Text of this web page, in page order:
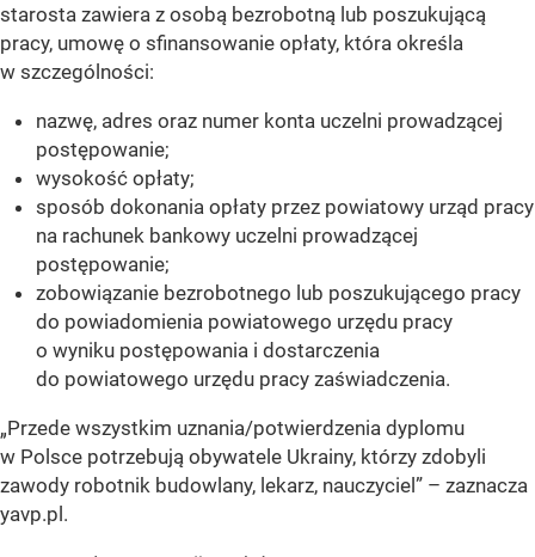
starosta zawiera z osobą bezrobotną lub poszukującą
pracy, umowę o sfinansowanie opłaty, która określa
w szczególności:
nazwę, adres oraz numer konta uczelni prowadzącej
postępowanie;
wysokość opłaty;
sposób dokonania opłaty przez powiatowy urząd pracy
na rachunek bankowy uczelni prowadzącej
postępowanie;
zobowiązanie bezrobotnego lub poszukującego pracy
do powiadomienia powiatowego urzędu pracy
o wyniku postępowania i dostarczenia
do powiatowego urzędu pracy zaświadczenia.
„Przede wszystkim uznania/potwierdzenia dyplomu
w Polsce potrzebują obywatele Ukrainy, którzy zdobyli
zawody robotnik budowlany, lekarz, nauczyciel” – zaznacza
yavp.pl.